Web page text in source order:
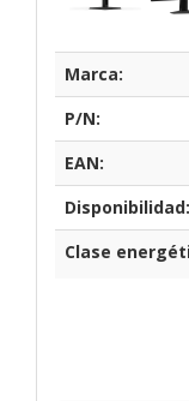
Marca:
P/N:
EAN:
Disponibilidad:
Clase